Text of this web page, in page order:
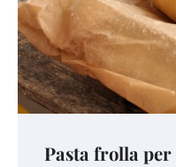
Pasta frolla